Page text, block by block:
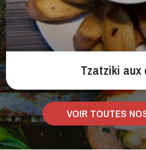
Tzatziki aux
VOIR TOUTES